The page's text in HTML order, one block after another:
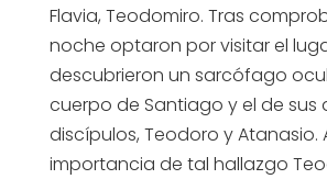
Flavia, Teodomiro. Tras
noche optaron por visitar el
descubrieron un sarcófago
cuerpo de Santiago y el de sus
discípulos, Teodoro y Atanasio.
importancia de tal hallazgo